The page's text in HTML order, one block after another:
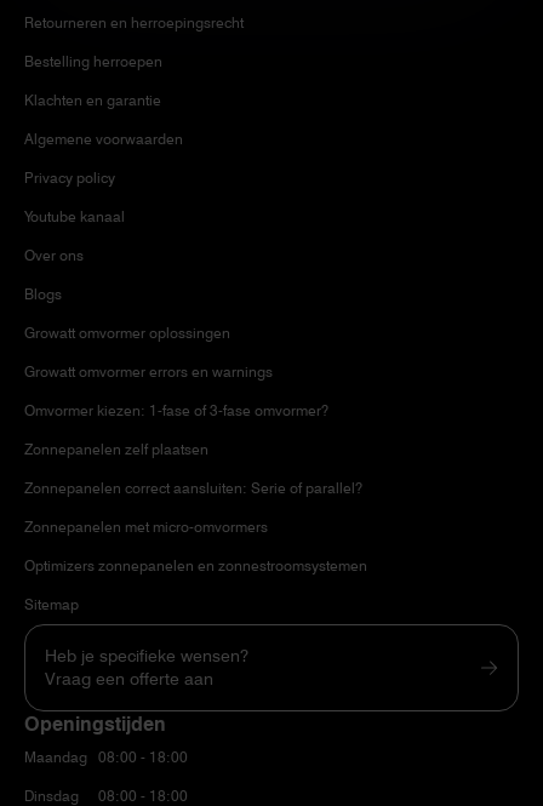
Retourneren en herroepingsrecht
Bestelling herroepen
Klachten en garantie
Algemene voorwaarden
Privacy policy
Youtube kanaal
Over ons
Blogs
Growatt omvormer oplossingen
Growatt omvormer errors en warnings
Omvormer kiezen: 1-fase of 3-fase omvormer?
Zonnepanelen zelf plaatsen
Zonnepanelen correct aansluiten: Serie of parallel?
Zonnepanelen met micro-omvormers
Optimizers zonnepanelen en zonnestroomsystemen
Sitemap
Heb je specifieke wensen?
Vraag een offerte aan
Openingstijden
Maandag
Dinsdag
08:00 - 18:00
08:00 - 18:00